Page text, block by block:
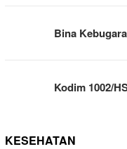
Bina
Kodim 1002/
KESEHATAN